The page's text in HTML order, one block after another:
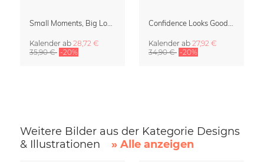
Small Moments, Big Love – Mutterschaftskalender von Giselle Dekel
Kalender ab 28,72 €
35,90 € -20%
Confidence Looks Good On You Kalender 2027
Kalender ab 27,92 €
34,90 € -20%
Weitere Bilder aus der Kategorie Designs
& Illustrationen
» Alle anzeigen